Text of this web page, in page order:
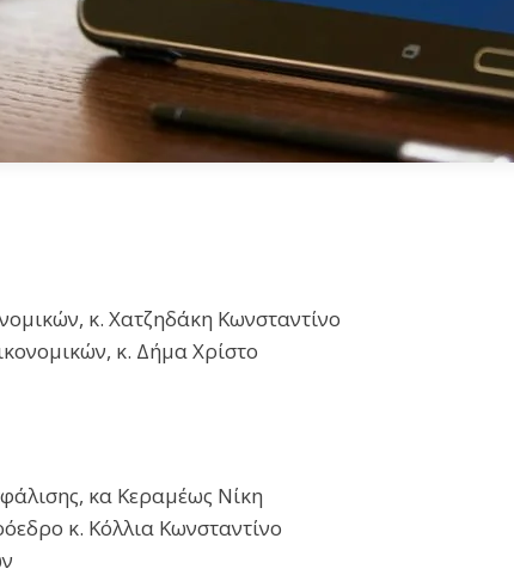
κ. Χατζηδάκη Κωνσταντίνο
κ. Δήμα Χρίστο
κα Κεραμέως Νίκη
κ. Κόλλια Κωνσταντίνο